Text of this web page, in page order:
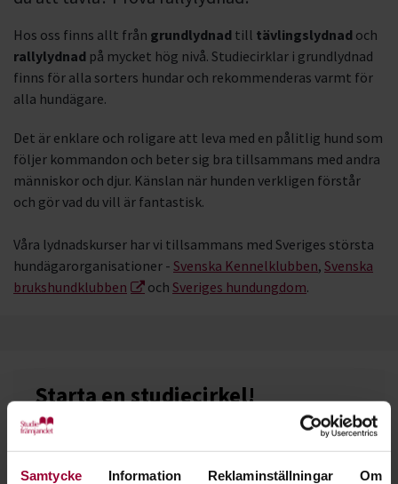
Samtycke Information Reklaminställningar Om
Hos oss finns allt från grundlydnad till tävlingslydnad och
rallylydnad på mycket hög nivå. Studiecirklar i grundlydnad
finns för alla sorters hundar och rekommenderas varmt för
alla hundägare.
Det är enklare och roligare att leva med en pålitlig hund som
följer kommandon och beter sig bra tillsammans med andra
människor och djur. Känslan när hunden verkligen förstår
och gör vad du vill är fantastisk.
Våra lydnadskurser har vi tillsammans med Sveriges största
hundägarorganisationer - Svenska Kennelklubben, Svenska
brukshundklubben
och Sveriges hundungdom.
Starta en studiecirkel!
Lär dig tillsammans med andra genom att starta en
studiecirkel hos Studiefrämjandet.